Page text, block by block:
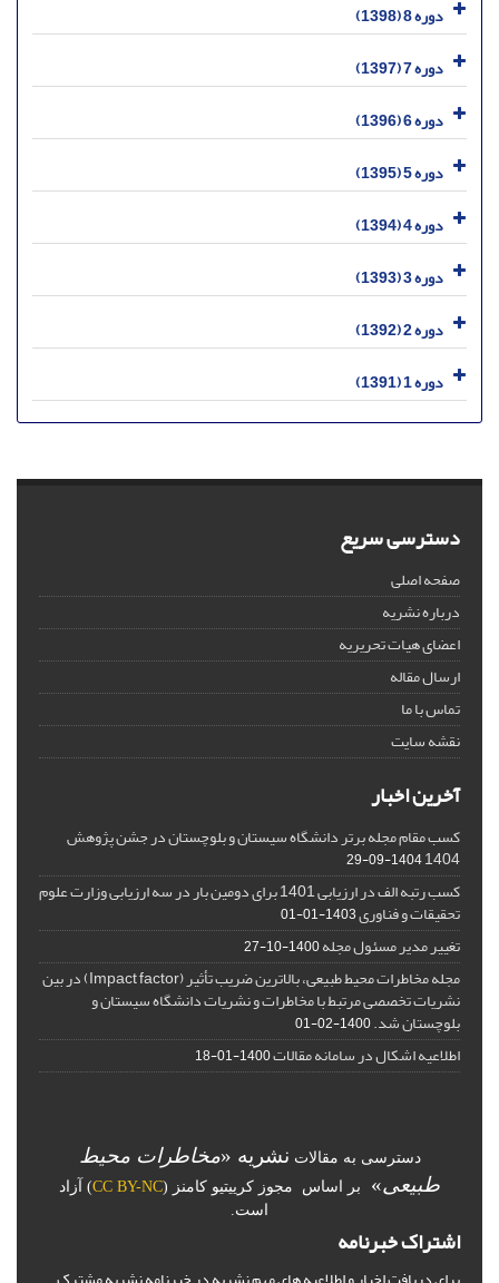
دوره 8 (1398)
دوره 7 (1397)
دوره 6 (1396)
دوره 5 (1395)
دوره 4 (1394)
دوره 3 (1393)
دوره 2 (1392)
دوره 1 (1391)
دسترسی سریع
صفحه اصلی
درباره نشریه
اعضای هیات تحریریه
ارسال مقاله
تماس با ما
نقشه سایت
آخرین اخبار
کسب مقام مجله برتر دانشگاه سیستان و بلوچستان در جشن پژوهش
1404
1404-09-29
کسب رتبه الف در ارزیابی 1401 برای دومین بار در سه ارزیابی وزارت علوم
تحقیقات و فناوری1403-01-01
تغییر مدیر مسئول مجله1400-10-27
مجله مخاطرات محیط طبیعی، بالاترین ضریب تأثیر (Impact factor) در بین
نشریات تخصصی مرتبط با مخاطرات و نشریات دانشگاه سیستان و
بلوچستان شد.1400-02-01
اطلاعیه اشکال در سامانه مقالات1400-01-18
دسترسی به مقالات نشریه «مخاطرات محیط
طبیعی» بر اساس مجوز کرییتیو کامنز (CC BY-NC) آزاد
است.
اشتراک خبرنامه